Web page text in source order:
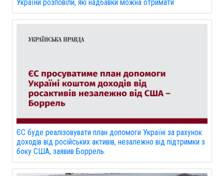
України розповіли, які надбавки можна отримати
ЄС буде реалізовувати план допомоги Україні за рахунок
доходів від російських активів, незалежно від підтримки з
боку США, заявив Боррель.